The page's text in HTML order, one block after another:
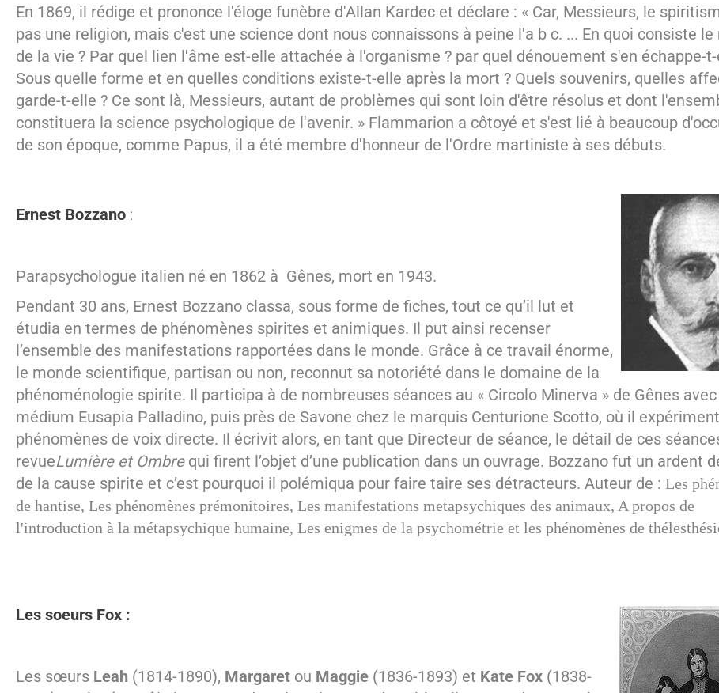
En 1869, il rédige et prononce l'éloge funèbre d'Allan Kardec et déclare : « Car, Messieurs, le
pas une religion, mais c'est une science dont nous connaissons à peine l'a b c. ... En quoi consiste le
de la vie ? Par quel lien l'âme est-elle attachée à l'organisme ? par quel dénouement s'en échappe-
Sous quelle forme et en quelles conditions existe-t-elle après la mort ? Quels souvenirs, quelles
garde-t-elle ? Ce sont là, Messieurs, autant de problèmes qui sont loin d'être résolus et dont
constituera la science psychologique de l'avenir. » Flammarion a côtoyé et s'est lié à beaucoup
de son époque, comme Papus, il a été membre d'honneur de l'Ordre martiniste à ses débuts.
Ernest Bozzano :
Parapsychologue italien né en 1862 à Gênes, mort en 1943.
Pendant 30 ans, Ernest Bozzano classa, sous forme de fiches, tout ce qu’il lut et
étudia en termes de phénomènes spirites et animiques. Il put ainsi recenser
l’ensemble des manifestations rapportées dans le monde. Grâce à ce travail énorme,
le monde scientifique, partisan ou non, reconnut sa notoriété dans le domaine de la
phénoménologie spirite. Il participa à de nombreuses séances au « Circolo Minerva » de Gênes
médium Eusapia Palladino, puis près de Savone chez le marquis Centurione Scotto, où il
phénomènes de voix directe. Il écrivit alors, en tant que Directeur de séance, le détail de ces
revueLumière et Ombrequi firent l’objet d’une publication dans un ouvrage. Bozzano fut un ardent
de la cause spirite et c’est pourquoi il polémiqua pour faire taire ses détracteurs. Auteur de : Les
de hantise, Les phénomènes prémonitoires, Les manifestations metapsychiques des animaux, A propos de
l'introduction à la métapsychique humaine, Les enigmes de la psychométrie et les phénomènes de
Les soeurs Fox :
Les sœurs Leah (1814-1890), Margaret ou Maggie (1836-1893) et Kate Fox (1838-